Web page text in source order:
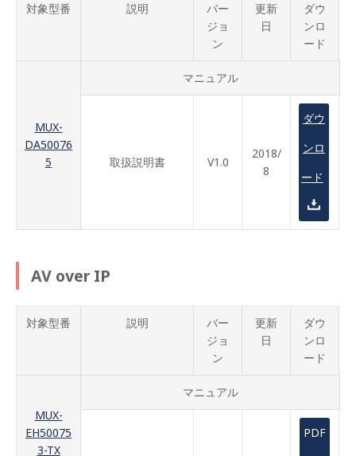
対象型番 説明
バー
ジョ
ン
更新
日
ダウ
ンロ
ード
MUX-
DA50076
5
マニュアル
取扱説明書 V1.0
2018/
8
ダウ
ンロ
ード
AV over IP
対象型番 説明
バー
ジョ
ン
更新
日
ダウ
ンロ
ード
MUX-
EH50075
3-TX
マニュアル
PDF